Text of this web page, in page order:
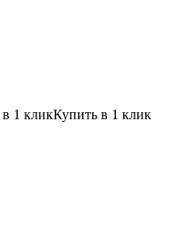
Купить в 1 клик